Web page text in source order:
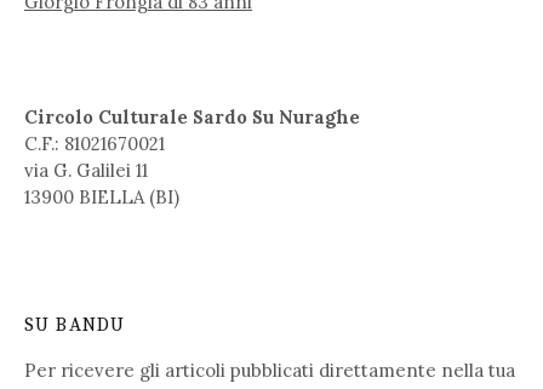
Circolo Culturale Sardo Su Nuraghe
C.F.: 81021670021
via G. Galilei 11
13900 BIELLA (BI)
SU BANDU
Per ricevere gli articoli pubblicati direttamente nella tua